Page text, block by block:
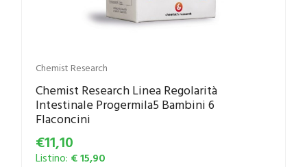
Chemist Research
Chemist Research Linea Regolarità
Intestinale Progermila5 Bambini 6
Flaconcini
€11,10
Listino: € 15,90